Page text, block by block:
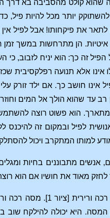
שהוא קולט מהסביבה בא דרך
יותר מכל להיות פיל,
את פיקחותו! אבל לפיל
איטיות. הן מתרחשות במשך
זה כך: הוא יניח לזבוב, כי
אלא תנועה רפלקסיבית
חושב כך. אם ילד זורק
רב עד שהוא הולך אל המים
הוא פשוט רוצה
לפיל ובמקום זה להיכנס
למותו המתקרב ויכול
מתבוננים בחיות
מאוד את חושיו אם הוא
קחו חיה קטנה מאוד שניתן
היא יכולה להילקח שוב